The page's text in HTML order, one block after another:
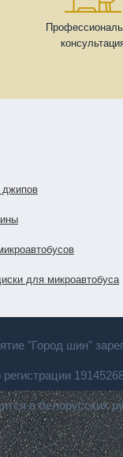
джипов
для микроавтобуса
"Город шин"
в белорусских